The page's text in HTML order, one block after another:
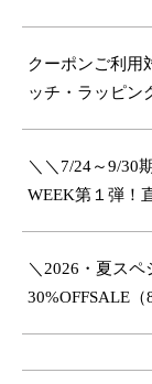
クーポンご利用
ッチ・ラッピン
＼＼7/24～9/30
WEEK第１弾！
＼2026・夏ス
30%OFFSALE